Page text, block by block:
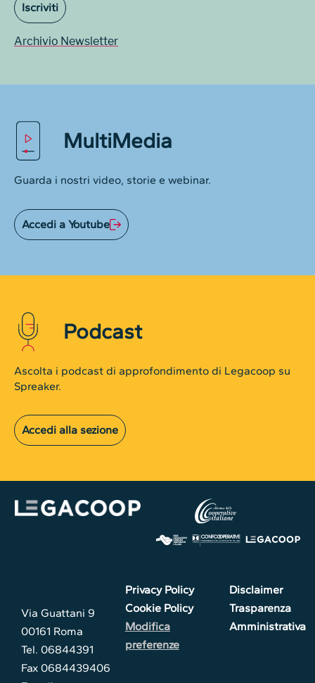
Iscriviti
Archivio Newsletter
MultiMedia
Guarda i nostri video, storie e webinar.
Accedi a Youtube
Podcast
Ascolta i podcast di approfondimento di Legacoop su
Spreaker.
Accedi alla sezione
Via Guattani 9
00161 Roma
Tel. 06844391
Fax 0684439406
Privacy Policy
Cookie Policy
Modifica
preferenze
Disclaimer
Trasparenza
Amministrativa